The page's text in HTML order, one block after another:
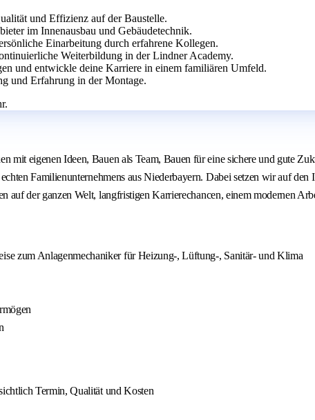
und Effizienz auf der Baustelle.
im Innenausbau und Gebäudetechnik.
Einarbeitung durch erfahrene Kollegen.
Weiterbildung in der Lindner Academy.
und entwickle deine Karriere in einem familiären Umfeld.
und Erfahrung in der Montage.
mit eigenen Ideen, Bauen als Team, Bauen für eine sichere und gute
Familienunternehmens aus Niederbayern. Dabei setzen wir auf
auf der ganzen Welt, langfristigen Karrierechancen, einem modernen
zum Anlagenmechaniker für Heizung-, Lüftung-, Sanitär- und Klima
Termin, Qualität und Kosten